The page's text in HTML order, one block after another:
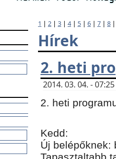
1 | 2 | 3 | 4| 5 | 6 | 7 | 8
Hírek
2. heti
2014. 03. 04. -
2. heti
Kedd:
Új belépőknek: